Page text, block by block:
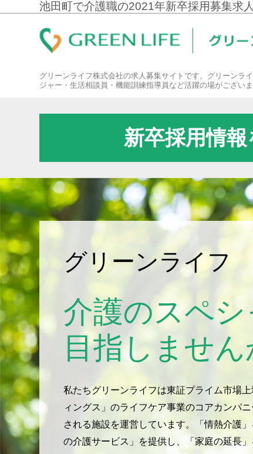
池田町で介護職の2021年新卒採用募集求
グリーンライフ株式会社の求人募集サイトです。グリーンラ
ジャー・生活相談員・機能訓練指導員など活躍の場がござい
新卒採用情報
グリーンライフ
介護のスペ
目指しませ
私たちグリーンライフは東証プライム市場
ィングス」のライフケア事業のコアカンパ
される施設を運営しています。「情熱介護
の介護サービス」を提供し、「家庭の延長」